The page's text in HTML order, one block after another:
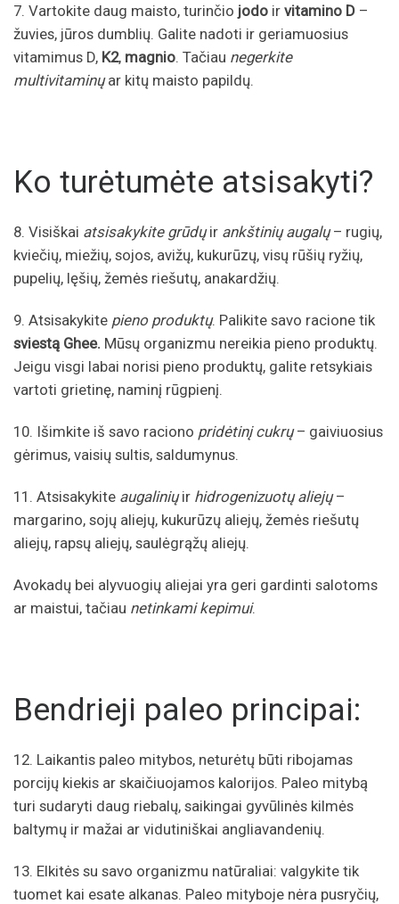
7. Vartokite daug maisto, turinčio jodo ir vitamino D –
žuvies, jūros dumblių. Galite nadoti ir geriamuosius
vitamimus D, K2, magnio. Tačiau negerkite
multivitaminųar kitų maisto papildų.
Ko turėtumėte atsisakyti?
8. Visiškai atsisakykite grūdųir ankštinių augalų– rugių,
kviečių, miežių, sojos, avižų, kukurūzų, visų rūšių ryžių,
pupelių, lęšių, žemės riešutų, anakardžių.
9. Atsisakykite pieno produktų. Palikite savo racione tik
sviestą Ghee. Mūsų organizmu nereikia pieno produktų.
Jeigu visgi labai norisi pieno produktų, galite retsykiais
vartoti grietinę, naminį rūgpienį.
10. Išimkite iš savo raciono pridėtinį cukrų– gaiviuosius
gėrimus, vaisių sultis, saldumynus.
11. Atsisakykite augaliniųir hidrogenizuotų aliejų–
margarino, sojų aliejų, kukurūzų aliejų, žemės riešutų
aliejų, rapsų aliejų, saulėgrąžų aliejų.
Avokadų bei alyvuogių aliejai yra geri gardinti salotoms
ar maistui, tačiau netinkami kepimui.
Bendrieji paleo principai:
12. Laikantis paleo mitybos, neturėtų būti ribojamas
porcijų kiekis ar skaičiuojamos kalorijos. Paleo mitybą
turi sudaryti daug riebalų, saikingai gyvūlinės kilmės
baltymų ir mažai ar vidutiniškai angliavandenių.
13. Elkitės su savo organizmu natūraliai: valgykite tik
tuomet kai esate alkanas. Paleo mityboje nėra pusryčių,